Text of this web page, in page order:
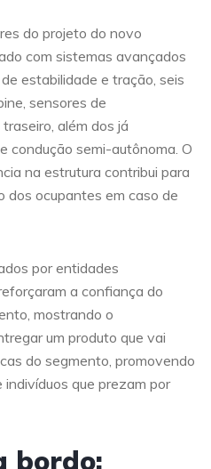
do projeto do novo
com sistemas avançados
estabilidade e tração, seis
sensores de
além dos já
condução semi-autônoma. O
na estrutura contribui para
dos ocupantes em caso de
por entidades
a confiança do
mostrando o
um produto que vai
do segmento, promovendo
que prezam por
bordo: